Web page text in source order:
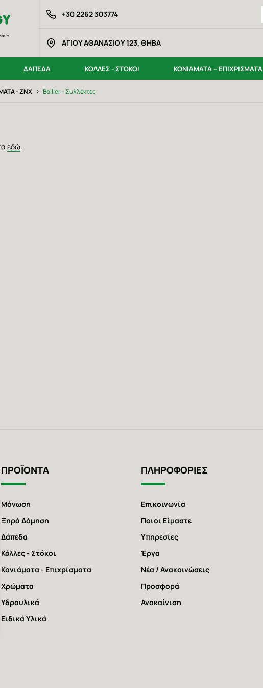
+30 2262 303774
ΑΓΙΟΥ ΑΘΑΝΑΣΙΟΥ 123, ΘΗΒΑ
ΔΑΠΕΔΑ ΚΟΛΛΕΣ - ΣΤΟΚΟΙ ΚΟΝΙΑΜΑΤΑ – ΕΠΙΧΡΙΣΜΑΤΑ
- ΖΝΧ › Boiller – Συλλέκτες
εδώ.
ΠΡΟΪΟΝΤΑ
Μόνωση
Ξηρά Δόμηση
Δάπεδα
Κόλλες - Στόκοι
Κονιάματα - Επιχρίσματα
Χρώματα
Υδραυλικά
Ειδικά Υλικά
ΠΛΗΡΟΦΟΡΙΕΣ
Επικοινωνία
Ποιοι Είμαστε
Υπηρεσίες
Έργα
Νέα / Ανακοινώσεις
Προσφορά
Ανακαίνιση